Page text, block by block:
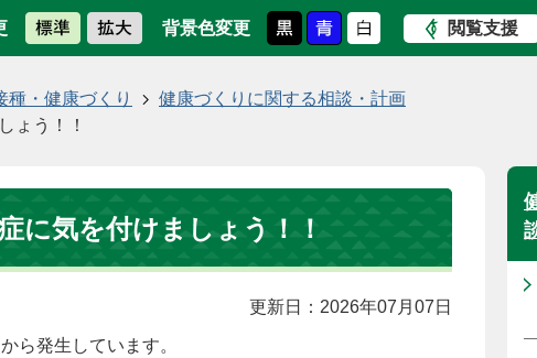
背景色変更 閲覧支援
種・健康づくり
健康づくりに関する相談・計画
ょう！！
に気を付けましょう！！
更新日：2026年07月07日
ら発生しています。